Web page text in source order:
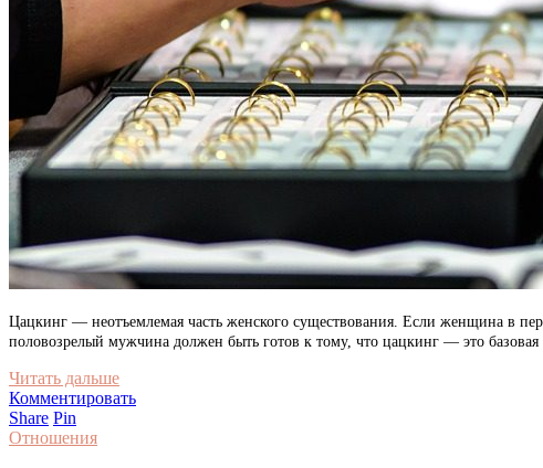
Цацкинг — неотъемлемая часть женского существования. Если женщина в
половозрелый мужчина должен быть готов к тому, что цацкинг — это базовая
Читать дальше
Комментировать
Share Pin
Отношения